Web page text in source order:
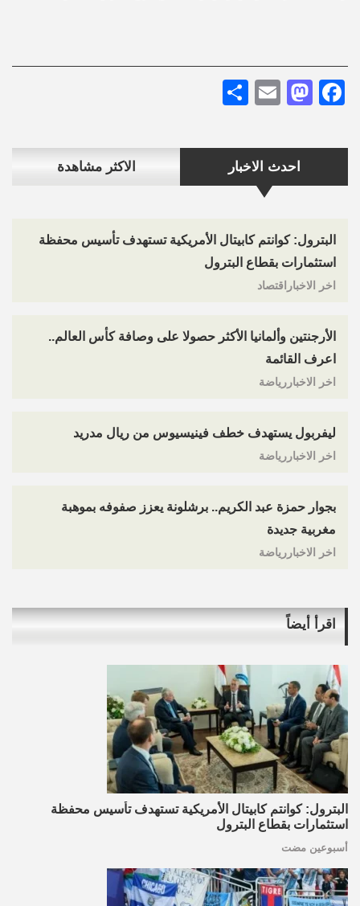
احدث الاخبار الاكثر مشاهدة
البترول: كوانتم كابيتال الأمريكية تستهدف تأسيس محفظة
استثمارات بقطاع البترول
اخر الاخباراقتصاد
الأرجنتين وألمانيا الأكثر حصولا على وصافة كأس العالم..
اعرف القائمة
اخر الاخباررياضة
ليفربول يستهدف خطف فينيسيوس من ريال مدريد
اخر الاخباررياضة
بجوار حمزة عبد الكريم.. برشلونة يعزز صفوفه بموهبة
مغربية جديدة
اخر الاخباررياضة
Facebook
Mastodon
Email
اقرأ أيضاً
البترول: كوانتم كابيتال الأمريكية تستهدف تأسيس محفظة
استثمارات بقطاع البترول
أسبوعين مضت